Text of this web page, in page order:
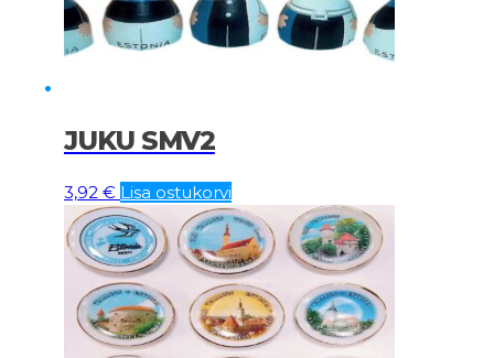
JUKU SMV2
3,92 € Lisa ostukorvi